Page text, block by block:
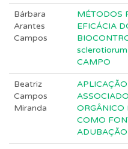
Bárbara
Arantes
Campos
MÉTODOS
EFICÁCIA
CAMPO
Beatriz
Campos
Miranda
ORGÂNICO
COMO
ADUBAÇÃO